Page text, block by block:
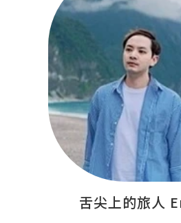
舌尖上的旅人